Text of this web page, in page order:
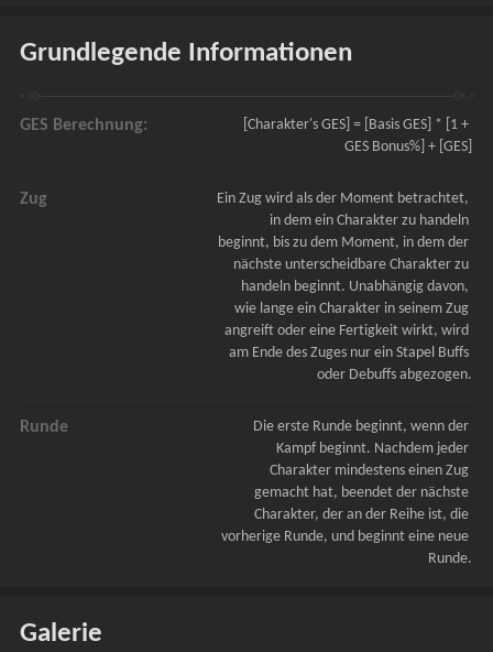
Grundlegende Informationen
GES Berechnung:
[Charakter's GES] = [Basis GES] * [1 +
GES Bonus%] + [GES]
Zug
Ein Zug wird als der Moment betrachtet,
in dem ein Charakter zu handeln
beginnt, bis zu dem Moment, in dem der
nächste unterscheidbare Charakter zu
handeln beginnt. Unabhängig davon,
wie lange ein Charakter in seinem Zug
angreift oder eine Fertigkeit wirkt, wird
am Ende des Zuges nur ein Stapel Buffs
oder Debuffs abgezogen.
Runde
Die erste Runde beginnt, wenn der
Kampf beginnt. Nachdem jeder
Charakter mindestens einen Zug
gemacht hat, beendet der nächste
Charakter, der an der Reihe ist, die
vorherige Runde, und beginnt eine neue
Runde.
Galerie